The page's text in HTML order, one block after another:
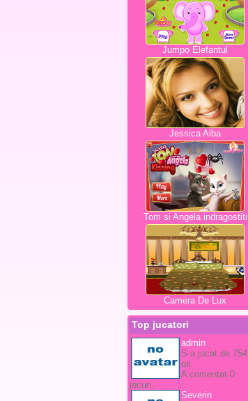
Jumpo Elefantul
Jessica Alba
Tom si Angela indragostiti
Camera De Lux
Top jucatori
admin
S-a jucat de 754
ori.
A comentat 0
jocuri.
Severin